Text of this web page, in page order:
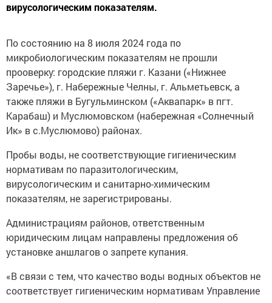
вирусологическим показателям.
По состоянию на 8 июля 2024 года по
микробиологическим показателям не прошли
прооверку: городские пляжи г. Казани («Нижнее
Заречье»), г. Набережные Челны, г. Альметьевск, а
также пляжи в Бугульминском («Аквапарк» в пгт.
Карабаш) и Муслюмовском (набережная «Солнечный
Ик» в с.Муслюмово) районах.
Пробы воды, не соответствующие гигиеническим
нормативам по паразитологическим,
вирусологическим и санитарно-химическим
показателям, не зарегистрированы.
Администрациям районов, ответственным
юридическим лицам направлены предложения об
установке аншлагов о запрете купания.
«В связи с тем, что качество воды водных объектов не
соответствует гигиеническим нормативам Управление